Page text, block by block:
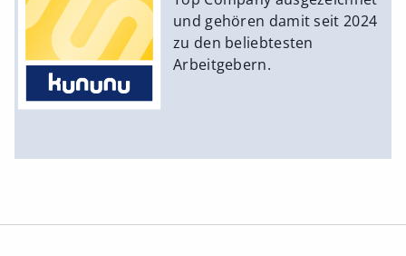
und gehören damit seit 2024
zu den beliebtesten
Arbeitgebern.